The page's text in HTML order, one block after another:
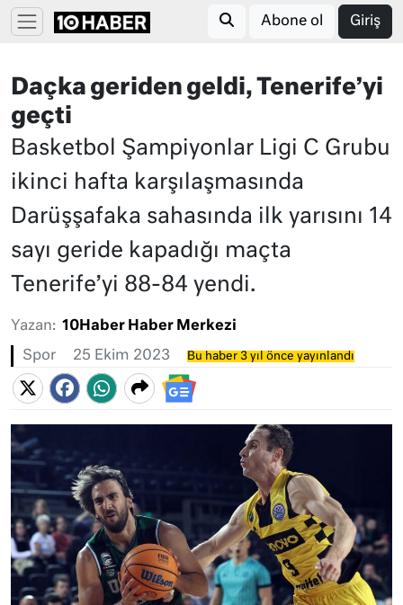
Abone ol Giriş
Daçka geriden geldi, Tenerife’yi
geçti
Basketbol Şampiyonlar Ligi C Grubu
ikinci hafta karşılaşmasında
Darüşşafaka sahasında ilk yarısını 14
sayı geride kapadığı maçta
Tenerife’yi 88-84 yendi.
Yazan: 10Haber Haber Merkezi
Spor 25 Ekim 2023 Bu haber 3 yıl önce yayınlandı